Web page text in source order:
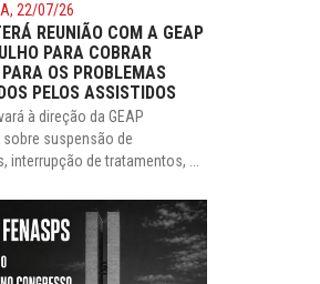
22/07/26
REUNIÃO COM A GEAP
PARA COBRAR
OS PROBLEMAS
PELOS ASSISTIDOS
à direção da GEAP
suspensão de
interrupção de tratamentos, ...